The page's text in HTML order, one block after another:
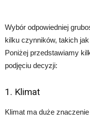
Wybór odpowiedniej
kilku czynników, takich
Poniżej przedstawiamy
podjęciu decyzji:
1. Klimat
Klimat ma duże